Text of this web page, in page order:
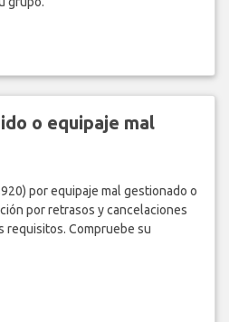
o equipaje mal
por equipaje mal gestionado o
por retrasos y cancelaciones
requisitos. Compruebe su